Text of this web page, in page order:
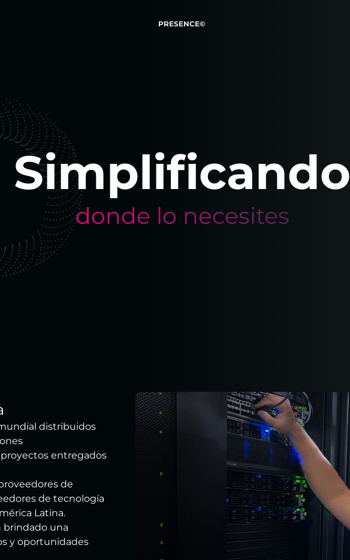
PRESENCE©
Simplificando
donde lo necesites
distribuidos
entregados
de
de tecnología
Latina.
brindado una
y oportunidades